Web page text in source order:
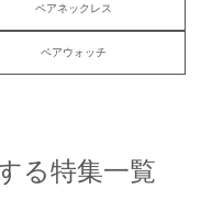
ペアネックレス
ペアウォッチ
る特集一覧